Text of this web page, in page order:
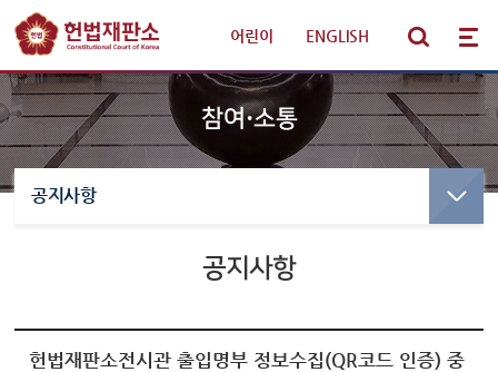
어린이 ENGLISH
선고·변론사건
만화로 보는 결정
최근 주요결정
헌법재판 안내
참여·소통
공지사항
공지사항
헌법재판소전시관 출입명부 정보수집(QR코드 인증) 중